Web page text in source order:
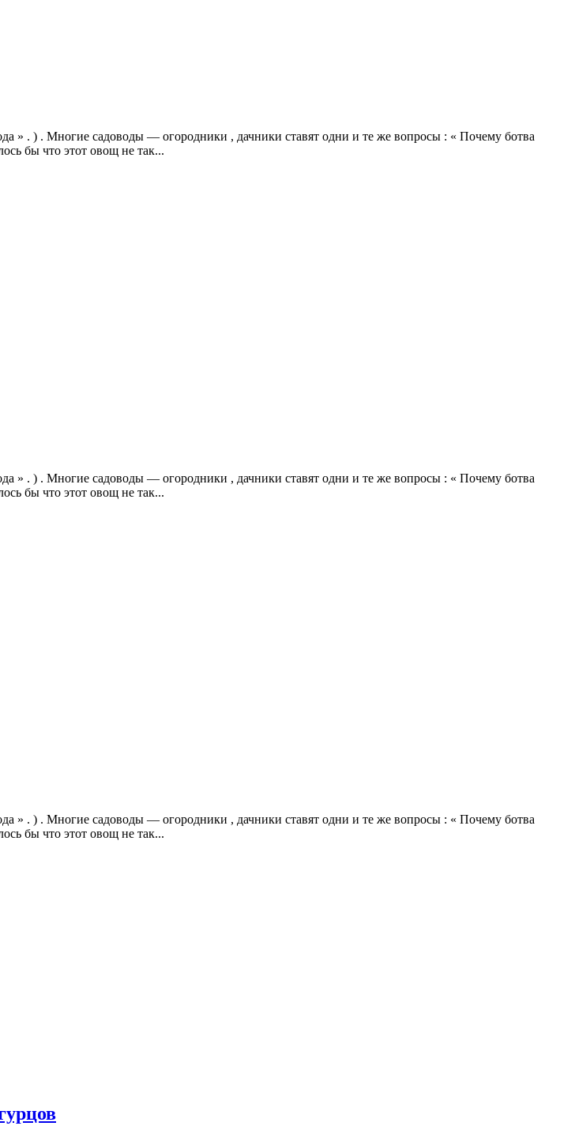
» . ) . Многие садоводы — огородники , дачники ставят одни и те же вопросы : « Почему ботва
бы что этот овощ не так...
» . ) . Многие садоводы — огородники , дачники ставят одни и те же вопросы : « Почему ботва
бы что этот овощ не так...
» . ) . Многие садоводы — огородники , дачники ставят одни и те же вопросы : « Почему ботва
бы что этот овощ не так...